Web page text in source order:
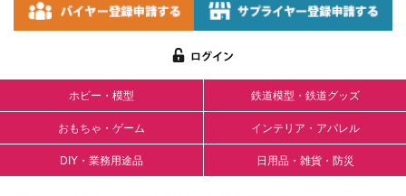
ホビー・模型 鉄道模型・鉄道グッズ
おもちゃ・ゲーム インテリア・アパレル
DIY・業務用途品 日用品・雑貨・防災